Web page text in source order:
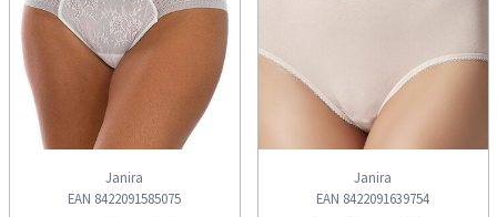
Janira
EAN 8422091585075
Janira
EAN 8422091639754